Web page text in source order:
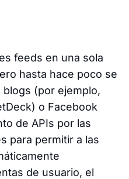
feeds en una sola
hasta hace poco se
blogs (por ejemplo,
o Facebook
de APIs por las
para permitir a las
de usuario, el